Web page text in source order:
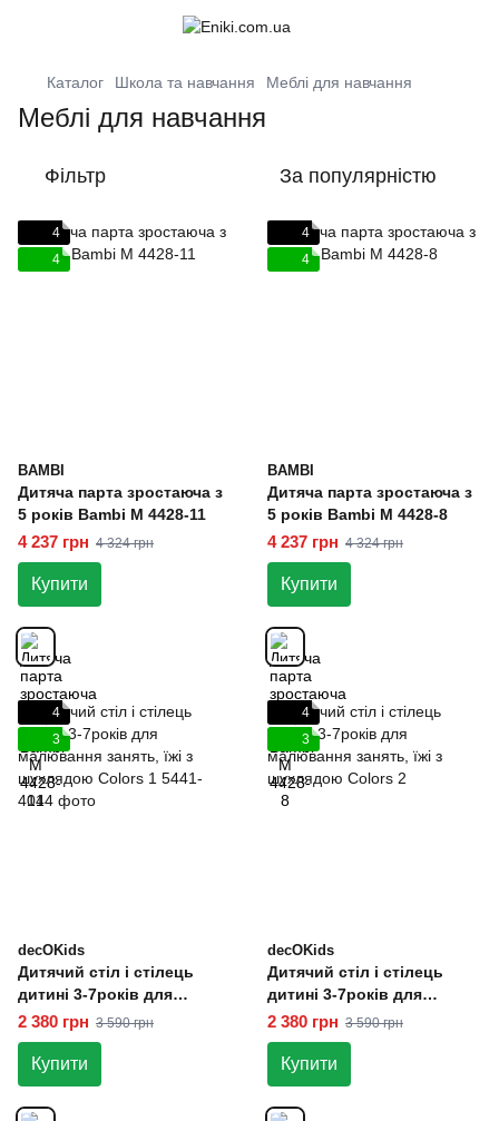
Каталог Школа та навчання Меблі для навчання
Меблі для навчання
Фільтр За популярністю
4
4
BAMBI
Дитяча парта зростаюча з
5 років Bambi М 4428-11
4 237 грн 4 324 грн
Купити
4
4
BAMBI
Дитяча парта зростаюча з
5 років Bambi М 4428-8
4 237 грн 4 324 грн
Купити
4
3
decOKids
Дитячий стіл і стілець
дитині 3-7років для
малювання занять, їжі з
шухлядою Colors 1
2 380 грн 3 590 грн
Купити
4
3
decOKids
Дитячий стіл і стілець
дитині 3-7років для
малювання занять, їжі з
шухлядою Colors 2
2 380 грн 3 590 грн
Купити